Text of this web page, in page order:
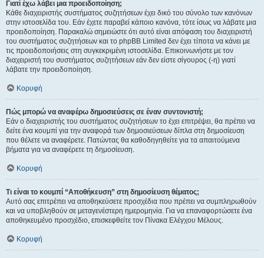
Γιατί έχω λάβει μια προειδοποίηση;
Κάθε διαχειριστής συστήματος συζητήσεων έχει δικό του σύνολο των κανόνων
στην ιστοσελίδα του. Εάν έχετε παραβεί κάποιο κανόνα, τότε ίσως να λάβατε μια
προειδοποίηση. Παρακαλώ σημειώστε ότι αυτό είναι απόφαση του διαχειριστή
του συστήματος συζητήσεων και το phpBB Limited δεν έχει τίποτα να κάνει με
τις προειδοποιήσεις στη συγκεκριμένη ιστοσελίδα. Επικοινωνήστε με τον
διαχειριστή του συστήματος συζητήσεων εάν δεν είστε σίγουρος (-η) γιατί
λάβατε την προειδοποίηση.
Κορυφή
Πώς μπορώ να αναφέρω δημοσιεύσεις σε έναν συντονιστή;
Εάν ο διαχειριστής του συστήματος συζητήσεων το έχει επιτρέψει, θα πρέπει να
δείτε ένα κουμπί για την αναφορά των δημοσιεύσεων δίπλα στη δημοσίευση
που θέλετε να αναφέρετε. Πατώντας θα καθοδηγηθείτε για τα απαιτούμενα
βήματα για να αναφέρετε τη δημοσίευση.
Κορυφή
Τι είναι το κουμπί “Αποθήκευση” στη δημοσίευση θέματος;
Αυτό σας επιτρέπει να αποθηκεύσετε προσχέδια που πρέπει να συμπληρωθούν
και να υποβληθούν σε μεταγενέστερη ημερομηνία. Για να επαναφορτώσετε ένα
αποθηκευμένο προσχέδιο, επισκεφθείτε τον Πίνακα Ελέγχου Μέλους.
Κορυφή